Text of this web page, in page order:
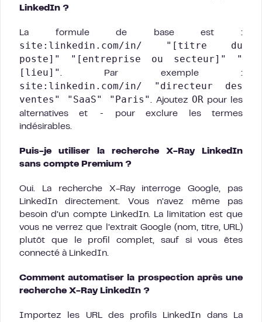
LinkedIn ?
La formule de base est :
site:linkedin.com/in/ "[titre du
poste]" "[entreprise ou secteur]" "
[lieu]"
. Par exemple :
site:linkedin.com/in/ "directeur des
ventes" "SaaS" "Paris"
. Ajoutez OR pour les
alternatives et
-
pour exclure les termes
indésirables.
Puis-je utiliser la recherche X-Ray LinkedIn
sans compte Premium ?
Oui. La recherche X-Ray interroge Google, pas
LinkedIn directement. Vous n’avez même pas
besoin d’un compte LinkedIn. La limitation est que
vous ne verrez que l’extrait Google (nom, titre, URL)
plutôt que le profil complet, sauf si vous êtes
connecté à LinkedIn.
Comment automatiser la prospection après une
recherche X-Ray LinkedIn ?
Importez les URL des profils LinkedIn dans La